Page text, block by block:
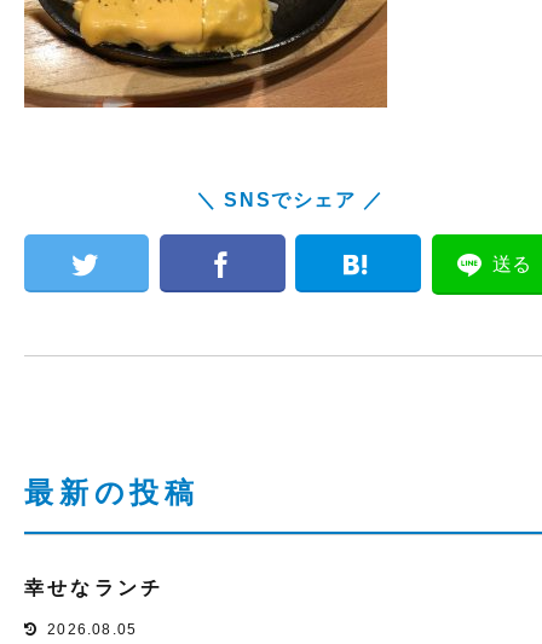
＼ SNSでシェア ／
送る
最新の投稿
幸せなランチ
2026.08.05